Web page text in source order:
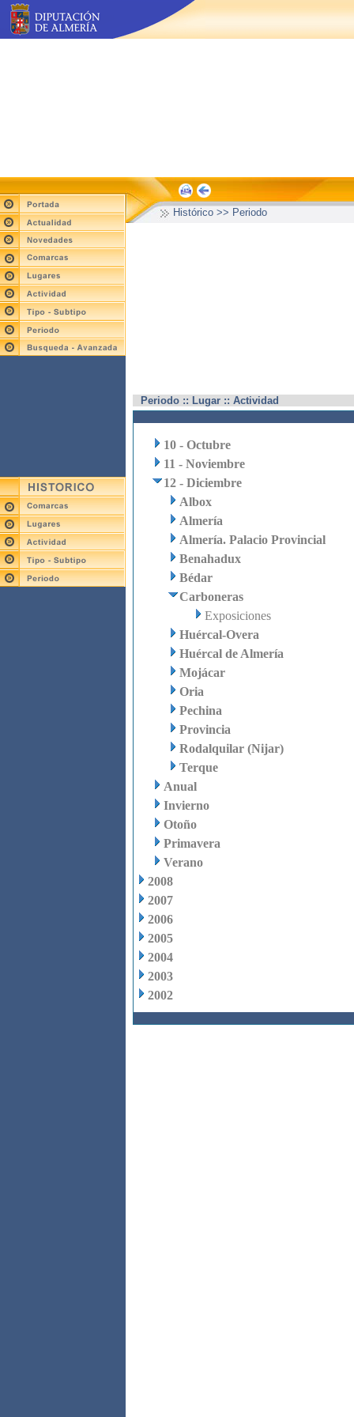
Histórico >> Periodo
Periodo :: Lugar :: Actividad
10 - Octubre
11 - Noviembre
12 - Diciembre
Albox
Almería
Almería. Palacio Provincial
Benahadux
Bédar
Carboneras
Exposiciones
Huércal-Overa
Huércal de Almería
Mojácar
Oria
Pechina
Provincia
Rodalquilar (Nijar)
Terque
Anual
Invierno
Otoño
Primavera
Verano
2008
2007
2006
2005
2004
2003
2002